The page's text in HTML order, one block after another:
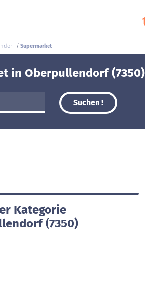
Supermarket
in Oberpullendorf (7350)
Suchen !
Kategorie
(7350)